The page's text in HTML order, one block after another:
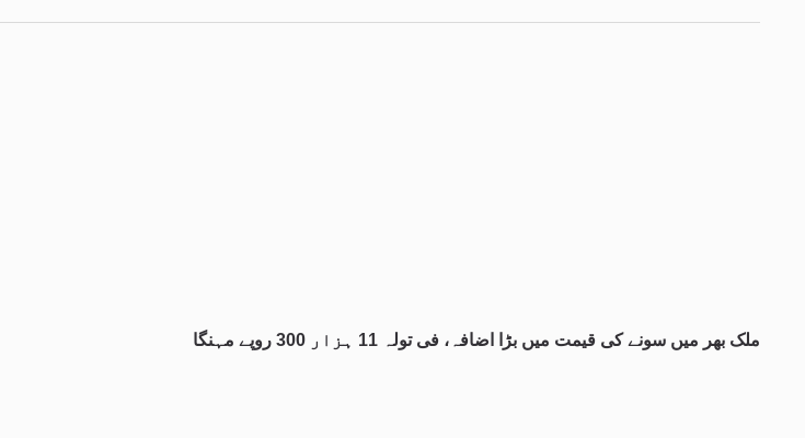
ملک بھر میں سونے کی قیمت میں بڑا اضافہ، فی تولہ 11 ہزار 300 روپے مہنگا